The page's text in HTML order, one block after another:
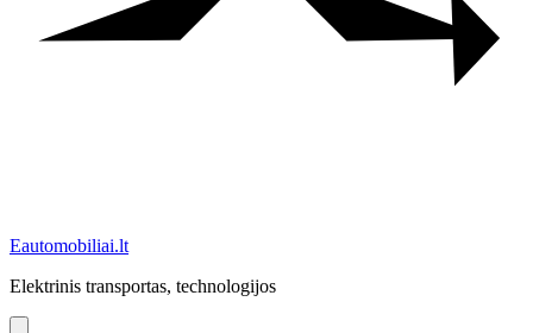
Eautomobiliai.lt
Elektrinis transportas, technologijos